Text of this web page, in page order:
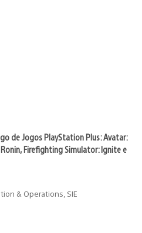
de Jogos PlayStation Plus: Avatar:
Firefighting Simulator: Ignite e
& Operations, SIE